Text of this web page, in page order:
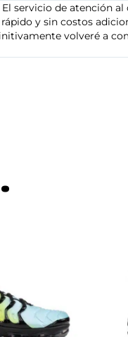
servicio de atención al
y sin costos
volveré a